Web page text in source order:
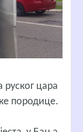
цара
породице.